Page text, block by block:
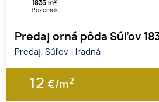
1835 m2
Pozemok
Predaj orná pôda Súľov
Predaj, Súľov-Hradná
12 €/m2